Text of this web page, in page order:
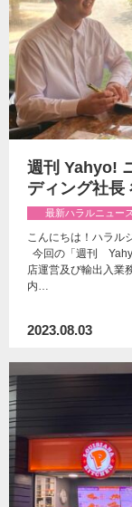
週刊 Yahyo!
ディング社長
最新ハラルニュース
こんにちは！ハラル
今回の「週刊
店運営及び輸出入業
内…
2023.08.03